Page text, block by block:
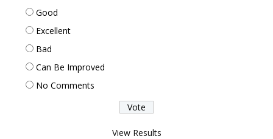
Good
Excellent
Bad
Can Be Improved
No Comments
View Results